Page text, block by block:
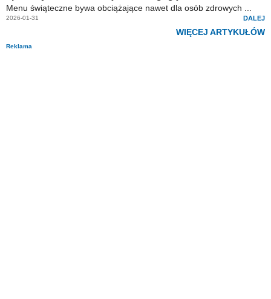
Menu świąteczne bywa obciążające nawet dla osób zdrowych ...
2026-01-31 DALEJ
WIĘCEJ ARTYKUŁÓW
Reklama